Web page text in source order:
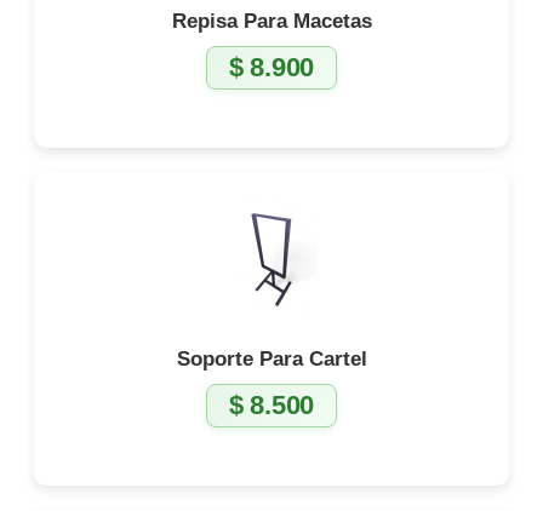
Repisa Para Macetas
$8.900
Soporte Para Cartel
$8.500